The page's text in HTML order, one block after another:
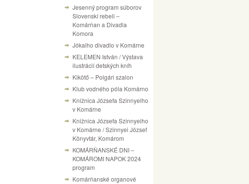
Jesenný program súborov
Slovenskí rebeli –
Komárňan a Divadla
Komora
Jókaiho divadlo v Komárne
KELEMEN István / Výstava
ilustrácií detských kníh
Kikötő – Polgári szalon
Klub vodného póla Komárno
Knižnica Józsefa Szinnyeiho
v Komárne
Knižnica Józsefa Szinnyeiho
v Komárne / Szinnyei József
Könyvtár, Komárom
KOMÁRŇANSKÉ DNI –
KOMÁROMI NAPOK 2024
program
Komárňanské organové